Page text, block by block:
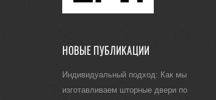
НОВЫЕ ПУБЛИКАЦИИ
Индивидуальный подход: Как мы
изготавливаем шторные двери по